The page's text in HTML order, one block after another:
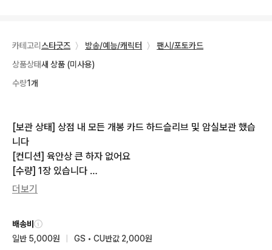
카테고리 스타굿즈 〉 방송/예능/캐릭터 〉
팬시/포토카드
상품상태새 상품 (미사용)
수량1개
[보관 상태] 상점 내 모든 개봉 카드 하드슬리브 및 암실보관 했습
니다
[컨디션] 육안상 큰 하자 없어요
[수량] 1장 있습니다
최소 거래금액 1,000원부터 가능합니다 (1,000원 미만 ❌)
1,000원 미만 상품 구매를 원하시는 경우, 다른 상품과 함께 담아
더보기
배송비
일반 5,000원
GS • CU반값 2,000원